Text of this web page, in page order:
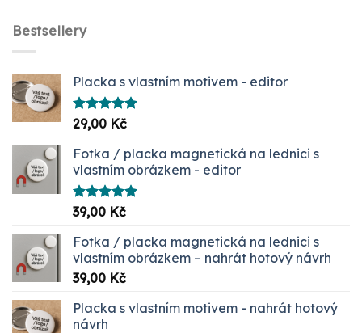
Bestsellery
Placka s vlastním motivem - editor
Hodnocení
5.00
29,00 Kč
Fotka / placka magnetická na lednici s
vlastním obrázkem - editor
Hodnocení
5.00
39,00 Kč
Fotka / placka magnetická na lednici s
vlastním obrázkem – nahrát hotový návrh
39,00 Kč
Placka s vlastním motivem - nahrát hotový
návrh